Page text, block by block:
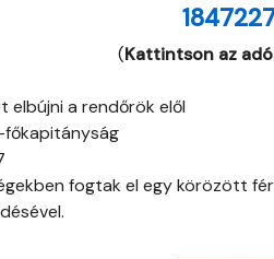
(Kattintson az
elbújni a rendőrök elől
főkapitányság
fogtak el egy körözött